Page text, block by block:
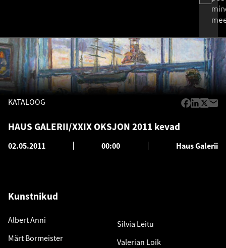
KATALOOG
HAUS GALERII/XXIX OKSJON 2011 kevad
02.05.2011 00:00 Haus Galerii
Kunstnikud
Albert Anni
Märt Bormeister
Silvia Leitu
Valerian Loik